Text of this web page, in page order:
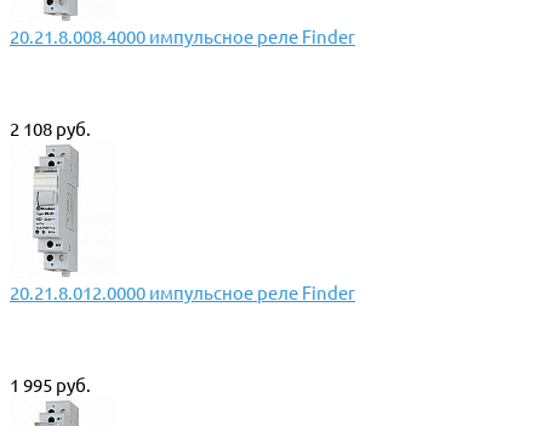
20.21.8.008.4000 импульсное реле Finder
2 108 руб.
20.21.8.012.0000 импульсное реле Finder
1 995 руб.